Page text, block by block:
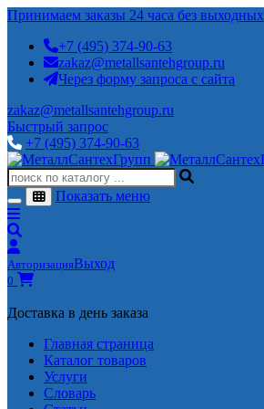
Принимаем заказы 24 часа без выходных
+7 (495) 374-90-63
zakaz@metallsantehgroup.ru
Через форму запроса с сайта
zakaz@metallsantehgroup.ru
Быстрый запрос
+7 (495) 374-90-63
Показать меню
АвторизацияВыход
0
Доставка в день заказа
Главная страница
Каталог товаров
Услуги
Словарь